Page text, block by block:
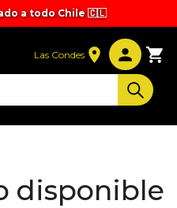
a todo Chile 🇨🇱
de despacho 🚚
Las Condes
disponible